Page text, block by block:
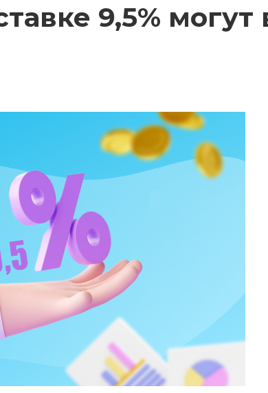
9,5% могут